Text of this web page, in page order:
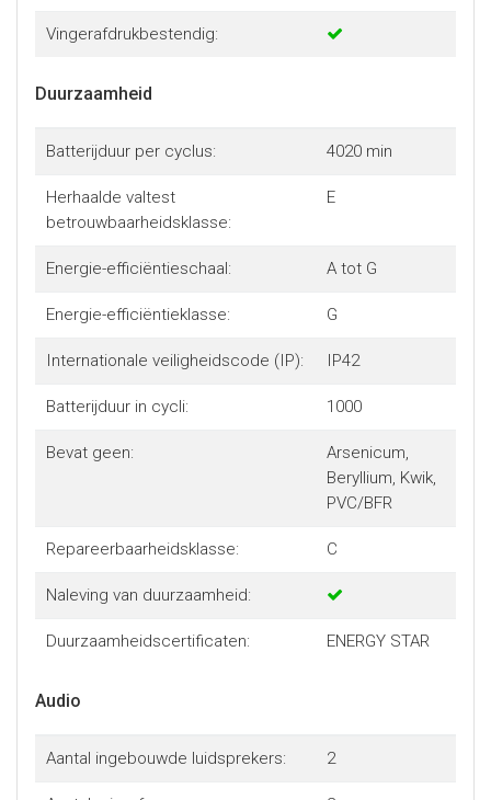
Vingerafdrukbestendig:
Duurzaamheid
Batterijduur per cyclus: 4020 min
Herhaalde valtest
betrouwbaarheidsklasse:
E
Energie-efficiëntieschaal: A tot G
Energie-efficiëntieklasse: G
Internationale veiligheidscode (IP): IP42
Batterijduur in cycli: 1000
Bevat geen:
Arsenicum,
Beryllium, Kwik,
PVC/BFR
Repareerbaarheidsklasse: C
Naleving van duurzaamheid:
Duurzaamheidscertificaten: ENERGY STAR
Audio
Aantal ingebouwde luidsprekers: 2